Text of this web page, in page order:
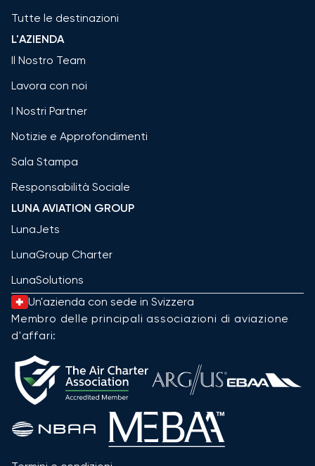
Tutte le destinazioni
L'AZIENDA
Il Nostro Team
Lavora con noi
I Nostri Partner
Notizie e Approfondimenti
Sala Stampa
Responsabilità Sociale
LUNA AVIATION GROUP
LunaJets
LunaGroup Charter
LunaSolutions
Un'azienda con sede in Svizzera
Membro delle principali associazioni di aviazione
d'affari: